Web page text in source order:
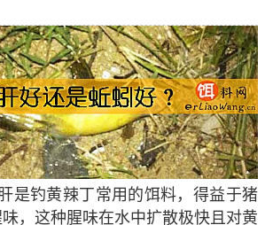
是钓黄辣丁常用的饵料，得益于猪
，这种腥味在水中扩散极快且对黄